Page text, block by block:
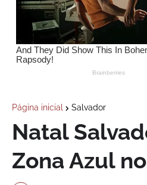
Página inicial Salvador
Natal
Zona Azul